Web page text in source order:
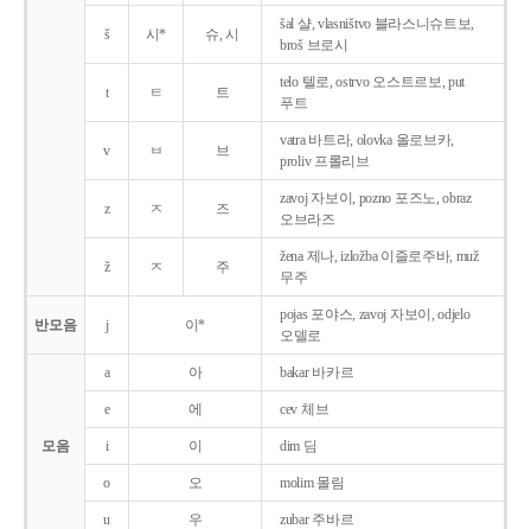
š 시* 슈, 시
šal 샬, vlasništvo 블라스니슈트보,
broš 브로시
t ㅌ 트
telo 텔로, ostrvo 오스트르보, put
푸트
v ㅂ 브
vatra 바트라, olovka 올로브카,
proliv 프롤리브
z ㅈ 즈
zavoj 자보이, pozno 포즈노, obraz
오브라즈
ž ㅈ 주
žena 제나, izložba 이즐로주바, muž
무주
반모음 j 이*
pojas 포야스, zavoj 자보이, odjelo
오델로
모음
a 아 bakar 바카르
e 에 cev 체브
i 이 dim 딤
o 오 molim 몰림
u 우 zubar 주바르